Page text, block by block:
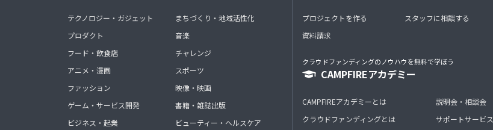
テクノロジー・ガジェット
プロダクト
フード・飲食店
アニメ・漫画
ファッション
ゲーム・サービス開発
ビジネス・起業
まちづくり・地域活性化
音楽
チャレンジ
スポーツ
映像・映画
書籍・雑誌出版
ビューティー・ヘルスケア
プロジェクトを作る
資料請求
スタッフに相談する
クラウドファンディングのノウハウを無料で学ぼう
CAMPFIREアカデミー
CAMPFIREアカデミーとは
クラウドファンディングとは
説明会・相談会
サポートサービス